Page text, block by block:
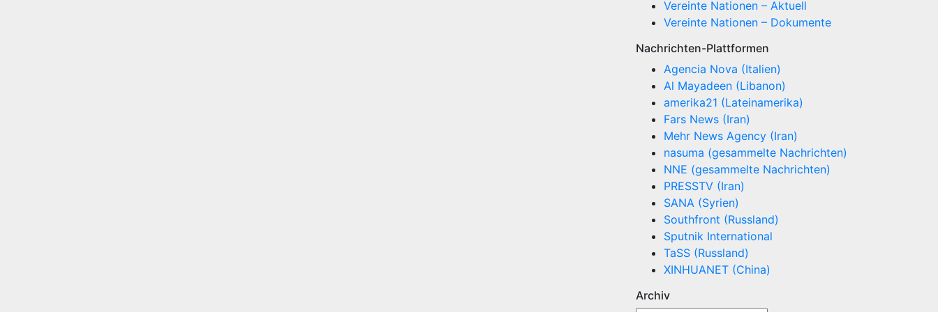
Vereinte Nationen – Aktuell
Vereinte Nationen – Dokumente
Nachrichten-Plattformen
Agencia Nova (Italien)
Al Mayadeen (Libanon)
amerika21 (Lateinamerika)
Fars News (Iran)
Mehr News Agency (Iran)
nasuma (gesammelte Nachrichten)
NNE (gesammelte Nachrichten)
PRESSTV (Iran)
SANA (Syrien)
Southfront (Russland)
Sputnik International
TaSS (Russland)
XINHUANET (China)
Archiv